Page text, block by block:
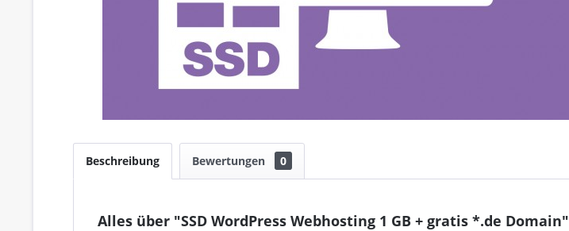
Beschreibung Bewertungen 0
Alles über "SSD WordPress Webhosting 1 GB + gratis *.de Domain"